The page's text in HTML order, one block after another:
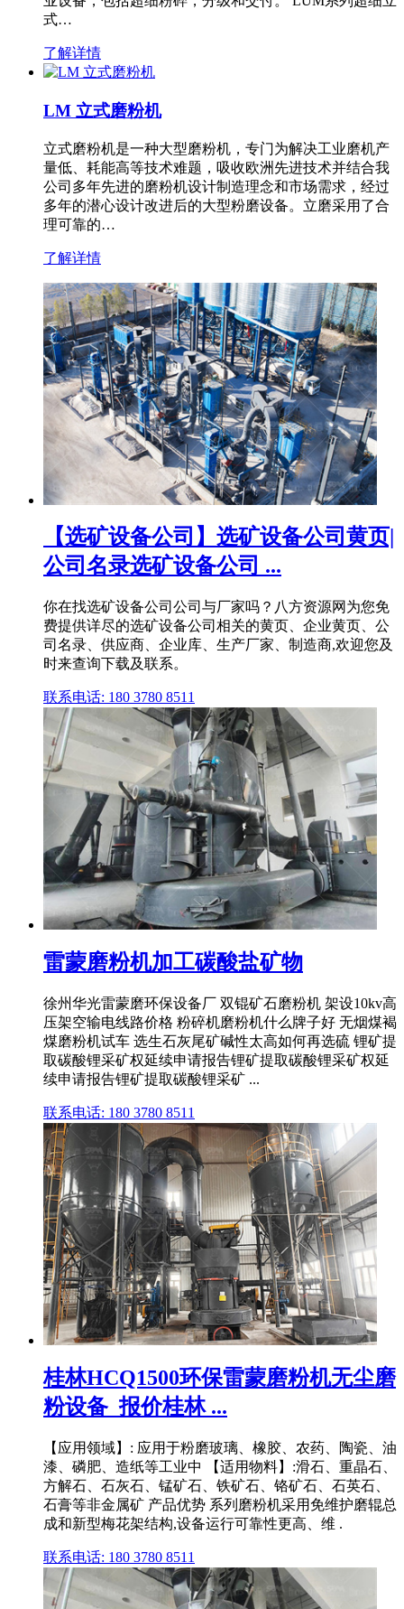
式…
了解详情
LM 立式磨粉机
立式磨粉机是一种大型磨粉机，专门为解决工业磨机产
量低、耗能高等技术难题，吸收欧洲先进技术并结合我
公司多年先进的磨粉机设计制造理念和市场需求，经过
多年的潜心设计改进后的大型粉磨设备。立磨采用了合
理可靠的…
了解详情
【选矿设备公司】选矿设备公司黄页|
公司名录选矿设备公司 ...
你在找选矿设备公司公司与厂家吗？八方资源网为您免
费提供详尽的选矿设备公司相关的黄页、企业黄页、公
司名录、供应商、企业库、生产厂家、制造商,欢迎您及
时来查询下载及联系。
联系电话: 180 3780 8511
雷蒙磨粉机加工碳酸盐矿物
徐州华光雷蒙磨环保设备厂 双锟矿石磨粉机 架设10kv高
压架空输电线路价格 粉碎机磨粉机什么牌子好 无烟煤褐
煤磨粉机试车 选生石灰尾矿碱性太高如何再选硫 锂矿提
取碳酸锂采矿权延续申请报告锂矿提取碳酸锂采矿权延
续申请报告锂矿提取碳酸锂采矿 ...
联系电话: 180 3780 8511
桂林HCQ1500环保雷蒙磨粉机无尘磨
粉设备_报价桂林 ...
【应用领域】: 应用于粉磨玻璃、橡胶、农药、陶瓷、油
漆、磷肥、造纸等工业中 【适用物料】:滑石、重晶石、
方解石、石灰石、锰矿石、铁矿石、铬矿石、石英石、
石膏等非金属矿 产品优势 系列磨粉机采用免维护磨辊总
成和新型梅花架结构,设备运行可靠性更高、维 .
联系电话: 180 3780 8511